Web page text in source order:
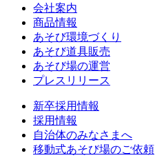
会社案内
商品情報
あそび環境づくり
あそび道具販売
あそび場の運営
プレスリリース
新卒採用情報
採用情報
自治体のみなさまへ
移動式あそび場のご依頼